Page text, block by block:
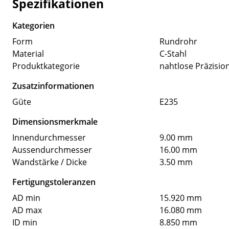
Spezifikationen
Kategorien
Form
Rundrohr
Material
C-Stahl
Produktkategorie
nahtlose
Zusatzinformationen
Güte
E235
Dimensionsmerkmale
Innendurchmesser
9.00 mm
Aussendurchmesser
16.00 mm
Wandstärke / Dicke
3.50 mm
Fertigungstoleranzen
AD min
15.920 mm
AD max
16.080 mm
ID min
8.850 mm